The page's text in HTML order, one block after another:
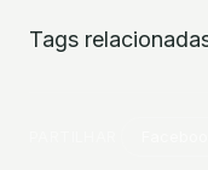
Tags